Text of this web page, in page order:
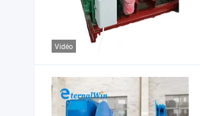
Vidéo